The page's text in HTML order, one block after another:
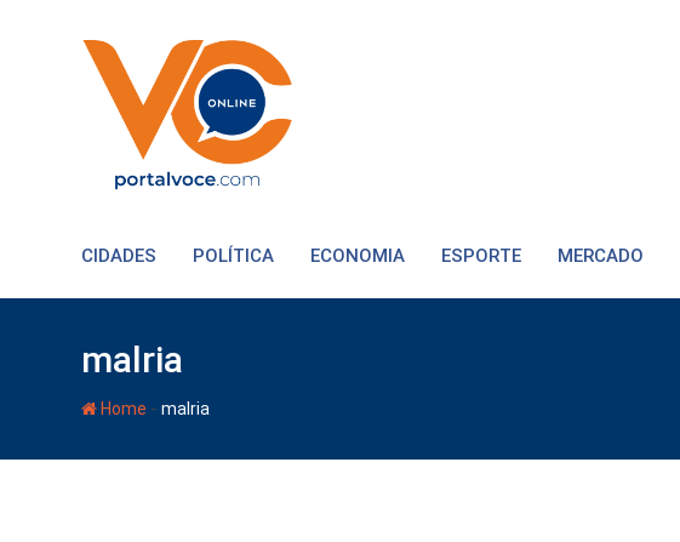
CIDADES POLÍTICA ECONOMIA ESPORTE MERCADO
malria
Home - malria